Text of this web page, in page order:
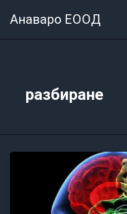
Анаваро ЕООД
разбиране